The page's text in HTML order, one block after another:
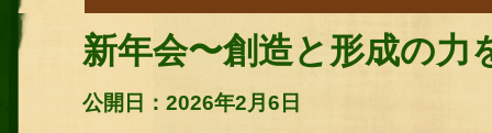
新年会〜創造と形成の力
公開日：2026年2月6日